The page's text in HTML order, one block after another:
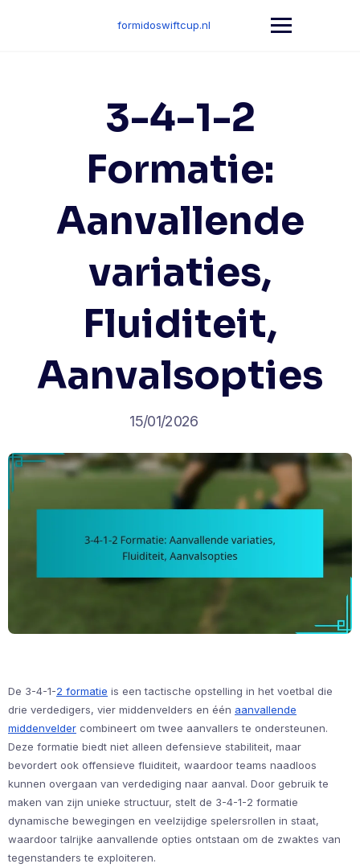
formidoswiftcup.nl
3-4-1-2
Formatie:
Aanvallende
variaties,
Fluiditeit,
Aanvalsopties
15/01/2026
De 3-4-1-2 formatie is een tactische opstelling in het voetbal die
drie verdedigers, vier middenvelders en één aanvallende
middenvelder combineert om twee aanvallers te ondersteunen.
Deze formatie biedt niet alleen defensieve stabiliteit, maar
bevordert ook offensieve fluiditeit, waardoor teams naadloos
kunnen overgaan van verdediging naar aanval. Door gebruik te
maken van zijn unieke structuur, stelt de 3-4-1-2 formatie
dynamische bewegingen en veelzijdige spelersrollen in staat,
waardoor talrijke aanvallende opties ontstaan om de zwaktes van
tegenstanders te exploiteren.